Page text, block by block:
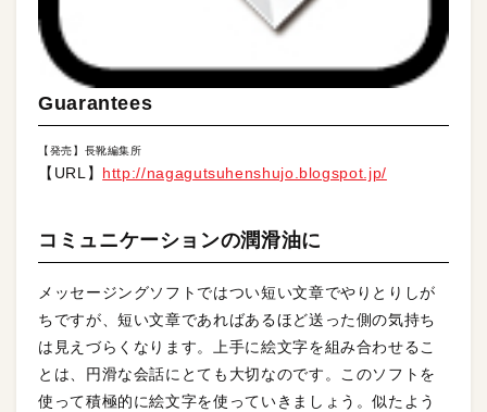
Guarantees
【発売】長靴編集所
【URL】 http://nagagutsuhenshujo.blogspot.jp/
コミュニケーションの潤滑油に
メッセージングソフトではつい短い文章でやりとりしが
ちですが、短い文章であればあるほど送った側の気持ち
は見えづらくなります。上手に絵文字を組み合わせるこ
とは、円滑な会話にとても大切なのです。このソフトを
使って積極的に絵文字を使っていきましょう。似たよう